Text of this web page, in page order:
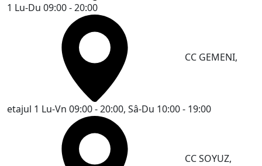
1 Lu-Du 09:00 - 20:00
CC GEMENI,
etajul 1 Lu-Vn 09:00 - 20:00, Sâ-Du 10:00 - 19:00
CC SOYUZ,